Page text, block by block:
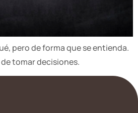
pero de forma que se entienda.
tomar decisiones.